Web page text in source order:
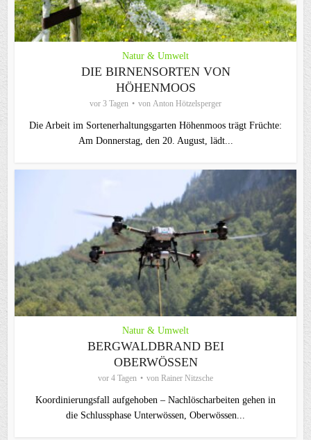
Natur & Umwelt
DIE BIRNENSORTEN VON
HÖHENMOOS
vor 3 Tagen von Anton Hötzelsperger
Die Arbeit im Sortenerhaltungsgarten Höhenmoos trägt Früchte:
Am Donnerstag, den 20. August, lädt...
Natur & Umwelt
BERGWALDBRAND BEI
OBERWÖSSEN
vor 4 Tagen von Rainer Nitzsche
Koordinierungsfall aufgehoben – Nachlöscharbeiten gehen in
die Schlussphase Unterwössen, Oberwössen...